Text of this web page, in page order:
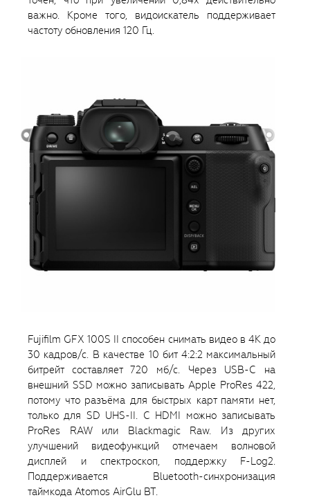
важно. Кроме того, видоискатель поддерживает
частоту обновления 120 Гц.
Fujifilm GFX 100S II способен снимать видео в 4K до
30 кадров/с. В качестве 10 бит 4:2:2 максимальный
битрейт составляет 720 мб/с. Через USB-C на
внешний SSD можно записывать Apple ProRes 422,
потому что разъёма для быстрых карт памяти нет,
только для SD UHS-II. С HDMI можно записывать
ProRes RAW или Blackmagic Raw. Из других
улучшений видеофункций отмечаем волновой
дисплей и спектроскоп, поддержку F-Log2.
Поддерживается Bluetooth-синхронизация
таймкода Atomos AirGlu BT.